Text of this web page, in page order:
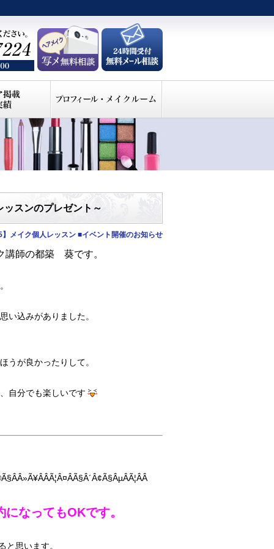
スンのプレゼント～
】メイク個人レッスン ■イベント開催のお知らせ
講師の都築 葵です。
い込みがありました。
うが良かったりして。
自分でも楽しいです
なってもOKです。
思います。